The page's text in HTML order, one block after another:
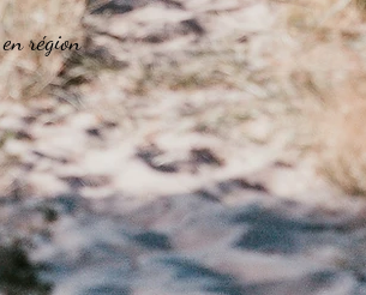
région